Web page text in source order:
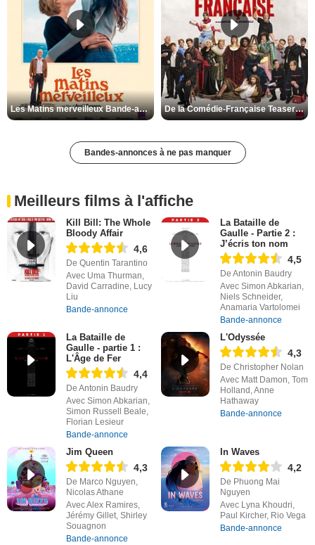
Les Matins merveilleux Bande-annonce VF De la Comédie-Française Teaser VF
Bandes-annonces à ne pas manquer
Meilleurs films à l'affiche
Kill Bill: The Whole
Bloody Affair
4,6
De Quentin Tarantino
Avec Uma Thurman,
David Carradine, Lucy
Liu
Bande-annonce
La Bataille de
Gaulle - Partie 2 :
J’écris ton nom
4,5
De Antonin Baudry
Avec Simon Abkarian,
Niels Schneider,
Anamaria Vartolomei
Bande-annonce
La Bataille de
Gaulle - partie 1 :
L'Âge de Fer
4,4
De Antonin Baudry
Avec Simon Abkarian,
Simon Russell Beale,
Florian Lesieur
Bande-annonce
L'Odyssée
4,3
De Christopher Nolan
Avec Matt Damon, Tom
Holland, Anne
Hathaway
Bande-annonce
Jim Queen
4,3
De Marco Nguyen,
Nicolas Athane
Avec Alex Ramires,
Jérémy Gillet, Shirley
Souagnon
Bande-annonce
In Waves
4,2
De Phuong Mai
Nguyen
Avec Lyna Khoudri,
Paul Kircher, Rio Vega
Bande-annonce